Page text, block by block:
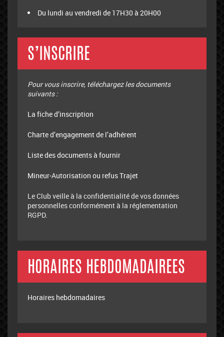
Du lundi au vendredi de 17H30 à 20H00
S’INSCRIRE
Pour vous inscrire, téléchargez les documents
suivants :
La fiche d’inscription
Charte d’engagement de l’adhérent
Liste des documents à fournir
Mineur-Autorisation ou refus Trajet
Le Club veille à la confidentialité de vos données
personnelles conformément à la réglementation
RGPD.
HORAIRES HEBDOMADAIREES
Horaires hebdomadaires